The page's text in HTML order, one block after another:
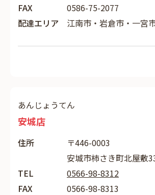
FAX
0586-75-2077
配達エリア
江南市・岩倉市・一宮
あんじょうてん
安城店
住所
〒446-0003
安城市柿さき町北屋敷
TEL
0566-98-8312
FAX
0566-98-8313